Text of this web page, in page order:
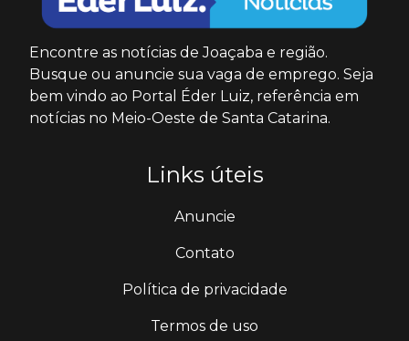
Encontre as notícias de Joaçaba e região.
Busque ou anuncie sua vaga de emprego. Seja
bem vindo ao Portal Éder Luiz, referência em
notícias no Meio-Oeste de Santa Catarina.
Links úteis
Anuncie
Contato
Política de privacidade
Termos de uso